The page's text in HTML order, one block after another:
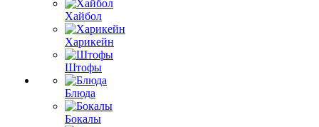
Хайбол
Харикейн
Штофы
Блюда
Бокалы